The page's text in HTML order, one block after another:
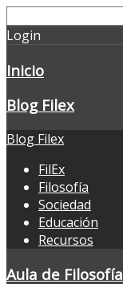
Login
Inicio
Blog Filex
Blog Filex
FilEx
Filosofía
Sociedad
Educación
Recursos
Aula de Filosofía